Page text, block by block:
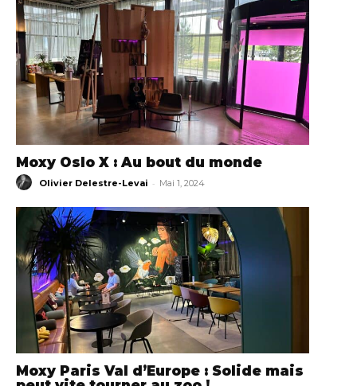
Moxy Oslo X : Au bout du monde
Olivier Delestre-Levai - Mai 1, 2024
Moxy Paris Val d’Europe : Solide mais